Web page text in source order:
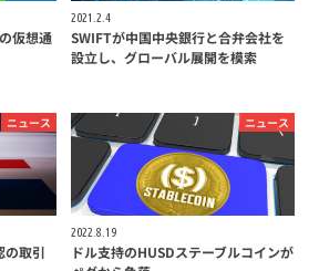
仮想通
2021.2.4
SWIFTが中国中央銀行と合弁会社を
設立し、グローバル展開を模索
ニュース
の取引
ニュース
2022.8.19
ドル支持のHUSDステーブルコインが